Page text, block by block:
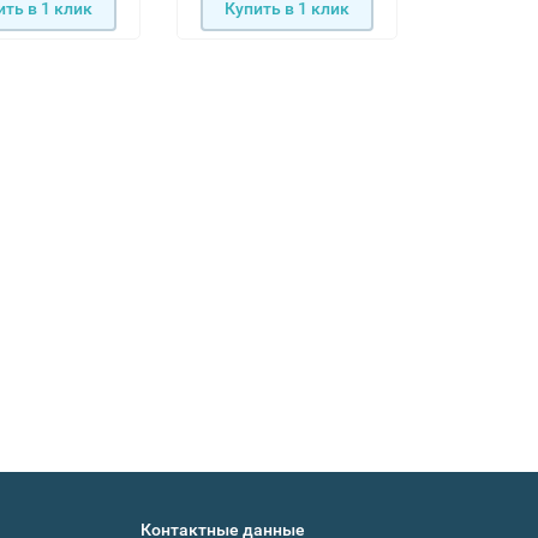
в 1 клик Купить в 1 клик
Контактные данные